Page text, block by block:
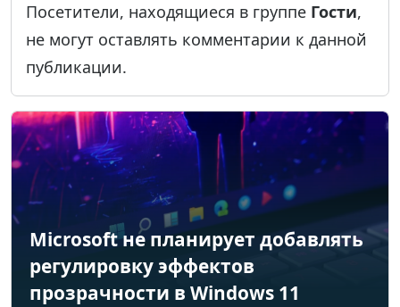
Посетители, находящиеся в группе Гости,
не могут оставлять комментарии к данной
публикации.
Microsoft не планирует добавлять
регулировку эффектов
прозрачности в Windows 11